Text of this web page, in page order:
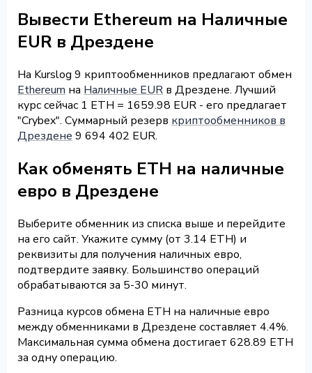
Вывести Ethereum на Наличные
EUR в Дрездене
На Kurslog 9 криптообменников предлагают обмен
Ethereum на Наличные EUR в Дрездене. Лучший
курс сейчас 1 ETH = 1659.98 EUR - его предлагает
"Crybex". Суммарный резерв криптообменников в
Дрездене 9 694 402 EUR.
Как обменять ETH на наличные
евро в Дрездене
Выберите обменник из списка выше и перейдите
на его сайт. Укажите сумму (от 3.14 ETH) и
реквизиты для получения наличных евро,
подтвердите заявку. Большинство операций
обрабатываются за 5-30 минут.
Разница курсов обмена ETH на наличные евро
между обменниками в Дрездене составляет 4.4%.
Максимальная сумма обмена достигает 628.89 ETH
за одну операцию.